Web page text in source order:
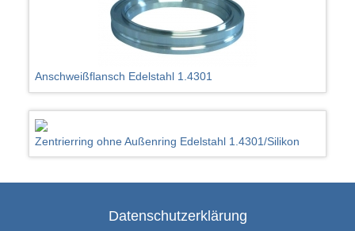
Anschweißflansch Edelstahl 1.4301
Zentrierring ohne Außenring Edelstahl 1.4301/Silikon
Datenschutzerklärung